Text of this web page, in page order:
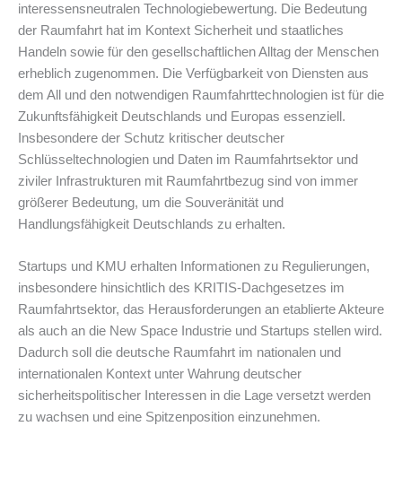
interessensneutralen Technologiebewertung. Die Bedeutung
der Raumfahrt hat im Kontext Sicherheit und staatliches
Handeln sowie für den gesellschaftlichen Alltag der Menschen
erheblich zugenommen. Die Verfügbarkeit von Diensten aus
dem All und den notwendigen Raumfahrttechnologien ist für die
Zukunftsfähigkeit Deutschlands und Europas essenziell.
Insbesondere der Schutz kritischer deutscher
Schlüsseltechnologien und Daten im Raumfahrtsektor und
ziviler Infrastrukturen mit Raumfahrtbezug sind von immer
größerer Bedeutung, um die Souveränität und
Handlungsfähigkeit Deutschlands zu erhalten.
Startups und KMU erhalten Informationen zu Regulierungen,
insbesondere hinsichtlich des KRITIS-Dachgesetzes im
Raumfahrtsektor, das Herausforderungen an etablierte Akteure
als auch an die New Space Industrie und Startups stellen wird.
Dadurch soll die deutsche Raumfahrt im nationalen und
internationalen Kontext unter Wahrung deutscher
sicherheitspolitischer Interessen in die Lage versetzt werden
zu wachsen und eine Spitzenposition einzunehmen.